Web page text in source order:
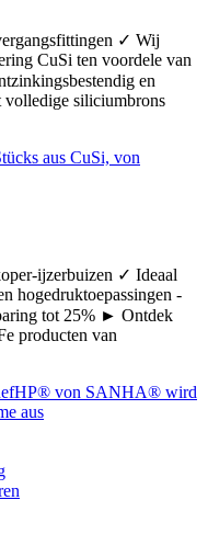
✓ Wij
CuSi ten voordele van
en
siliciumbrons
ijzerbuizen ✓ Ideaal
hogedruktoepassingen -
tot 25% ► Ontdek
producten van